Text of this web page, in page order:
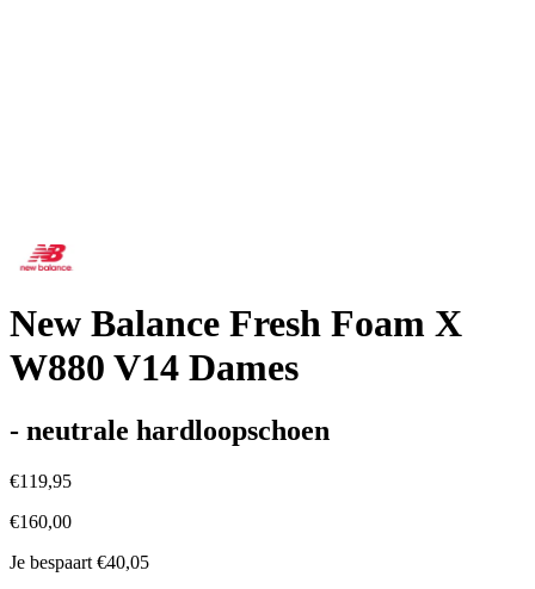
New Balance Fresh Foam X
W880 V14 Dames
- neutrale hardloopschoen
€119,95
€160,00
Je bespaart €40,05